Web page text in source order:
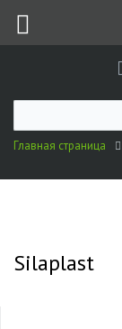
Главная страница
Silaplast